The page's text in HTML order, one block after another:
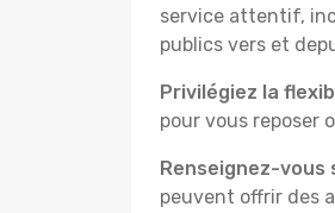
service attentif,
publics vers et
Privilégiez la
pour vous reposer
Renseignez-vous
peuvent offrir des